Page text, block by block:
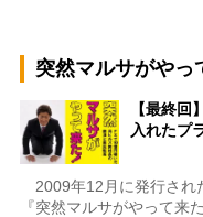
突然マルサがやっ
【最終
入れたプ
2009年12月に発行され
『突然マルサがやって来